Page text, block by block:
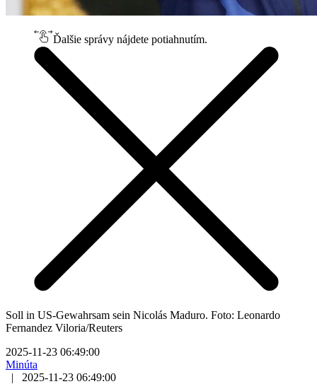
Ďalšie správy nájdete potiahnutím.
Soll in US-Gewahrsam sein Nicolás Maduro. Foto: Leonardo
Fernandez Viloria/Reuters
2025-11-23 06:49:00
Minúta
|
2025-11-23 06:49:00